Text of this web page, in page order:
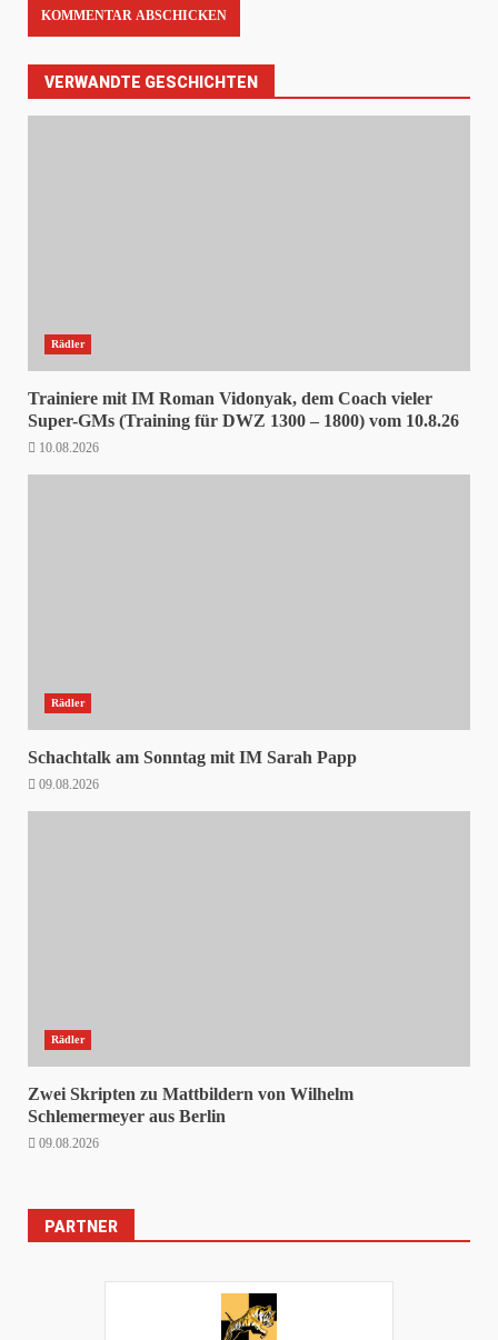
VERWANDTE GESCHICHTEN
Rädler
Trainiere mit IM Roman Vidonyak, dem Coach vieler
Super-GMs (Training für DWZ 1300 – 1800) vom 10.8.26
10.08.2026
Rädler
Schachtalk am Sonntag mit IM Sarah Papp
09.08.2026
Rädler
Zwei Skripten zu Mattbildern von Wilhelm
Schlemermeyer aus Berlin
09.08.2026
PARTNER